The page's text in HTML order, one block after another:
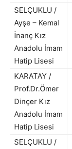
SELÇUKLU /
Ayşe – Kemal
İnanç Kız
Anadolu İmam
Hatip Lisesi
KARATAY /
Prof.Dr.Ömer
Dinçer Kız
Anadolu İmam
Hatip Lisesi
SELÇUKLU /